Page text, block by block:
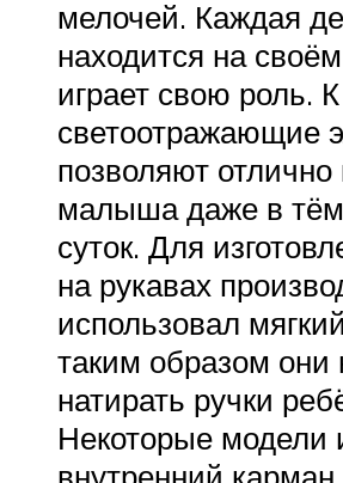
мелочей. Каждая
находится на
играет свою роль.
светоотражающие
позволяют отлично
малыша даже в
суток. Для
на рукавах
использовал
таким образом они
натирать ручки
Некоторые модели